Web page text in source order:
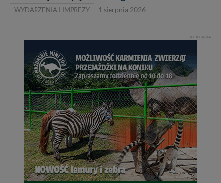
WYDARZENIA I IMPREZY 1 sierpnia 2026
REKLAMA